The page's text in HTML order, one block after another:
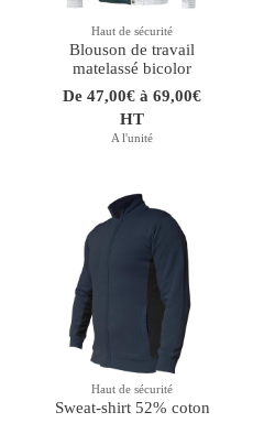
Haut de sécurité
Blouson de travail
matelassé bicolor
De 47,00€ à 69,00€
HT
A l'unité
Haut de sécurité
Sweat-shirt 52% coton